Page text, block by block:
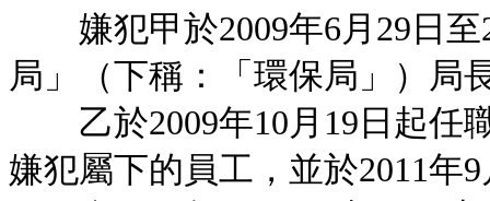
嫌犯甲於2009年6月29日至
局」（下稱：「環保局」）局
乙於2009年10月19日起任
嫌犯屬下的員工，並於2011年